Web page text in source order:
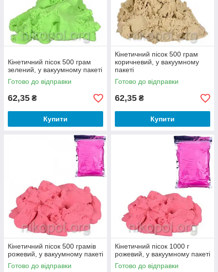
Кінетичний пісок 500 грам
зелений, у вакуумному пакеті
Готово до відправки
62,35 ₴
Купити
Кінетичний пісок 500 грам
коричневий, у вакуумному
пакеті
Готово до відправки
62,35 ₴
Купити
Кінетичний пісок 500 грамів
рожевий, у вакуумному пакеті
Готово до відправки
Кінетичний пісок 1000 г
рожевий, у вакуумному пакеті
Готово до відправки